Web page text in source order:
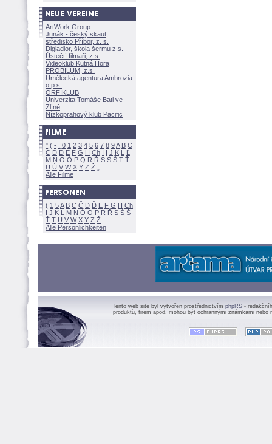
ArtWork Group
Junák - český skaut,
středisko Příbor, z. s.
Digladior, škola šermu z.s.
Ústečtí filmaři, z.s.
Videoklub Kutná Hora
PROBILUM, z.s.
Umělecká agentura Ambrozia
o.p.s.
ORFIKLUB
Univerzita Tomáše Bati ve
Zlíně
Nízkoprahový klub Pacific
" ( - 0 1 2 3 4 5 6 7 8 9A B C
Č D Ď E F G H Ch I Í J K L
Ľ
M N O Ó P Q R Ř S Ś T Ť
U Ú V W X Y Z
Alle Filme
( 1 5A B C Č D Ď E F G H Ch
I J K L M N Ó O P R Ř S Ś
Ť T U V W X Y Z
Alle Persönlichkeiten
Tento web site byl vytvořen prostřednictvím phpRS -
produktů, firem apod. mohou být ochrannými známkami